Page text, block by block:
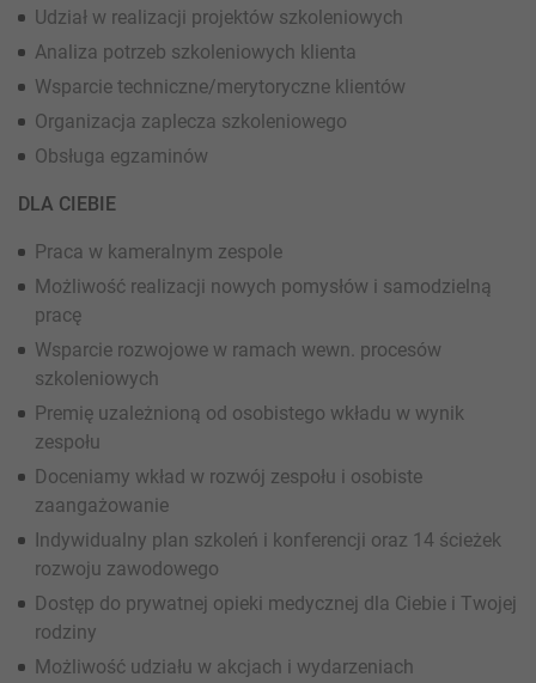
Udział w realizacji projektów szkoleniowych
Analiza potrzeb szkoleniowych klienta
Wsparcie techniczne/merytoryczne klientów
Organizacja zaplecza szkoleniowego
Obsługa egzaminów
DLA CIEBIE
Praca w kameralnym zespole
Możliwość realizacji nowych pomysłów i samodzielną
pracę
Wsparcie rozwojowe w ramach wewn. procesów
szkoleniowych
Premię uzależnioną od osobistego wkładu w wynik
zespołu
Doceniamy wkład w rozwój zespołu i osobiste
zaangażowanie
Indywidualny plan szkoleń i konferencji oraz 14 ścieżek
rozwoju zawodowego
Dostęp do prywatnej opieki medycznej dla Ciebie i Twojej
rodziny
Możliwość udziału w akcjach i wydarzeniach